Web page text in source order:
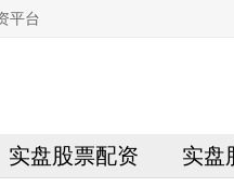
平台
实盘股票配资 实盘